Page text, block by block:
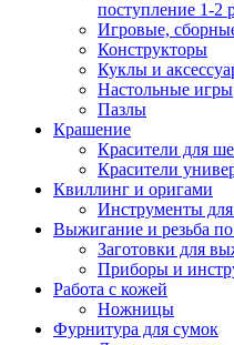
поступление 1-2
Игровые,
Конструкторы
Куклы и
Настольные игры
Пазлы
Крашение
Красители для
Красители
Квиллинг и оригами
Инструменты
Выжигание и резьба по
Заготовки для
Приборы и
Работа с кожей
Ножницы
Фурнитура для сумок